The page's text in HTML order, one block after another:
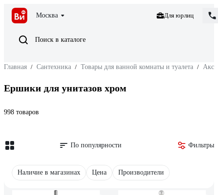
Москва Для юрлиц
Поиск в каталоге
Главная / Сантехника / Товары для ванной комнаты и туалета /
Ершики для унитазов хром
998 товаров
По популярности Фильтры
Наличие в магазинах Цена Производители